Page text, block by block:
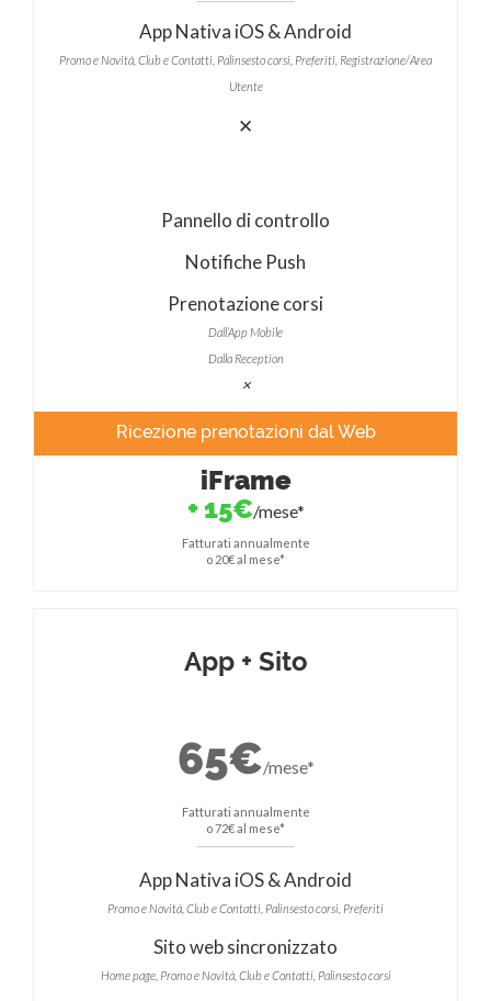
App Nativa iOS & Android
Promo e Novità, Club e Contatti, Palinsesto corsi, Preferiti, Registrazione/Area
Utente
✕
Pannello di controllo
Notifiche Push
Prenotazione corsi
Dall’App Mobile
Dalla Reception
✕
Ricezione prenotazioni dal Web
iFrame
+ 15€/mese*
Fatturati annualmente
o 20€ al mese*
App + Sito
65€/mese*
Fatturati annualmente
o 72€ al mese*
App Nativa iOS & Android
Promo e Novità, Club e Contatti, Palinsesto corsi, Preferiti
Sito web sincronizzato
Home page, Promo e Novità, Club e Contatti, Palinsesto corsi